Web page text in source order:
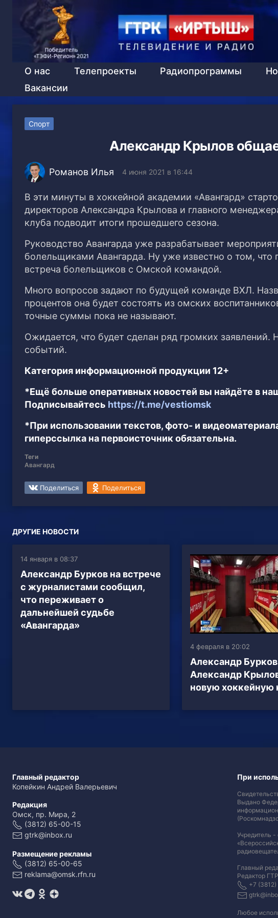
О нас Телепроекты Радиопрограммы
Вакансии
Спорт
Александр Крылов
Романов Илья 4 июня 2021 в 16:44
В эти минуты в хоккейной академии «Авангард»
директоров Александра Крылова и главного
клуба подводит итоги прошедшего сезона.
Руководство Авангарда уже разрабатывает
болельщиками Авангарда. Ну уже известно о том, что
встреча болельщиков с Омской командой.
Много вопросов задают по будущей команде ВХЛ.
процентов она будет состоять из омских
точные суммы пока не называют.
Ожидается, что будет сделан ряд громких заявлений.
событий.
Категория информационной продукции 12+
*Ещё больше оперативных новостей вы найдёте в
Подписывайтесь https://t.me/vestiomsk
*При использовании текстов, фото- и
гиперссылка на первоисточник обязательна.
Теги
Авангард
Поделиться Поделиться
ДРУГИЕ НОВОСТИ
14 января в 08:37
Александр Бурков на встрече
с журналистами сообщил,
что переживает о
дальнейшей судьбе
«Авангарда»
4 февраля в 20:02
Александр
Александр
новую хоккейную
Главный редактор
Копейкин Андрей Валерьевич
Редакция
Омск, пр. Мира, 2
(3812) 65-00-15
gtrk@inbox.ru
Размещение рекламы
(3812) 65-00-65
reklama@omsk.rfn.ru
При
Выдано
Учредитель -
Главный
Редактор
+7
Любое